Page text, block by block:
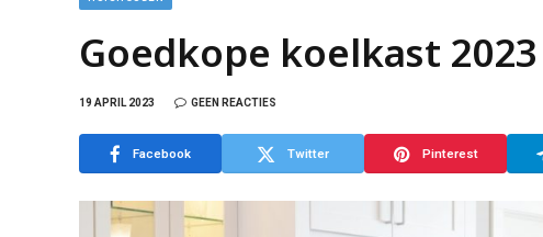
Goedkope koelkast 2023
19 APRIL 2023 GEEN REACTIES
Facebook Twitter Pinterest